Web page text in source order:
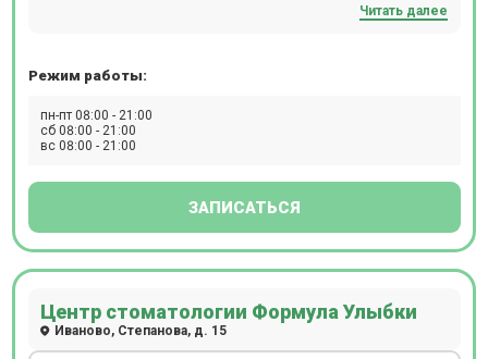
зубов, компьютерная томография зубов 3D, эстетическая
Читать далее
Режим работы:
пн-пт 08:00 - 21:00
сб 08:00 - 21:00
вс 08:00 - 21:00
ЗАПИСАТЬСЯ
Центр стоматологии Формула Улыбки
Иваново, Степанова, д. 15